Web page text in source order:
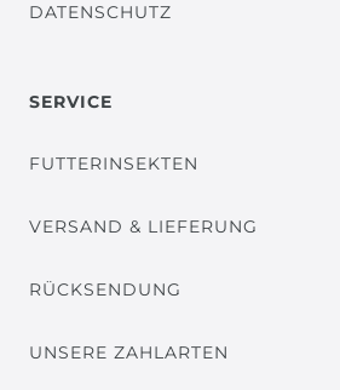
DATENSCHUTZ
SERVICE
FUTTERINSEKTEN
VERSAND & LIEFERUNG
RÜCKSENDUNG
UNSERE ZAHLARTEN